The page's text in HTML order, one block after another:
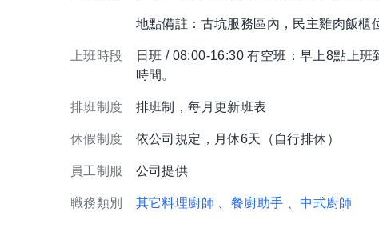
地點備註：古坑服務區內，民主雞肉飯櫃
上班時段
日班 / 08:00-16:30 有空班：早上8點上
時間。
排班制度 排班制，每月更新班表
休假制度 依公司規定，月休6天（自行排休）
員工制服 公司提供
職務類別 其它料理廚師 、餐廚助手 、中式廚師